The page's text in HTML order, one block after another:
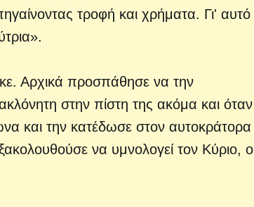
τροφή και χρήματα. Γι' αυτό
Αρχικά προσπάθησε να την
στην πίστη της ακόμα και όταν
και την κατέδωσε στον αυτοκράτορα
να υμνολογεί τον Κύριο, ο